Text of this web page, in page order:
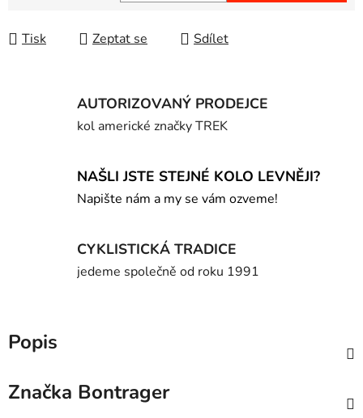
Tisk Zeptat se Sdílet
AUTORIZOVANÝ PRODEJCE
kol americké značky TREK
NAŠLI JSTE STEJNÉ KOLO LEVNĚJI?
Napište nám a my se vám ozveme!
CYKLISTICKÁ TRADICE
jedeme společně od roku 1991
Popis
Značka Bontrager